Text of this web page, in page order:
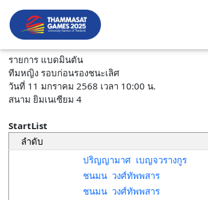
รายการ แบดมินตัน
ทีมหญิง รอบก่อนรองชนะเลิศ
วันที่ 11 มกราคม 2568 เวลา 10:00 น.
สนาม ยิมเนเซียม 4
StartList
ลำดับ
ปริญญามาศ เบญจวรางกูร
ชนมน วงศ์ทัพพสาร
ชนมน วงศ์ทัพพสาร